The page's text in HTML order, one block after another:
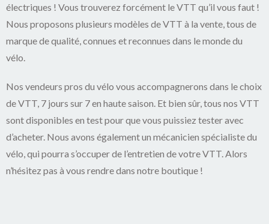
électriques ! Vous trouverez forcément le VTT qu’il vous faut !
Nous proposons plusieurs modèles de VTT à la vente, tous de
marque de qualité, connues et reconnues dans le monde du
vélo.
Nos vendeurs pros du vélo vous accompagnerons dans le choix
de VTT, 7 jours sur 7 en haute saison. Et bien sûr, tous nos VTT
sont disponibles en test pour que vous puissiez tester avec
d’acheter. Nous avons également un mécanicien spécialiste du
vélo, qui pourra s’occuper de l’entretien de votre VTT. Alors
n’hésitez pas à vous rendre dans notre boutique !